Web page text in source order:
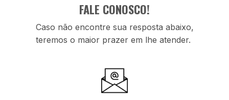
FALE CONOSCO!
Caso não encontre sua resposta abaixo,
teremos o maior prazer em lhe atender.